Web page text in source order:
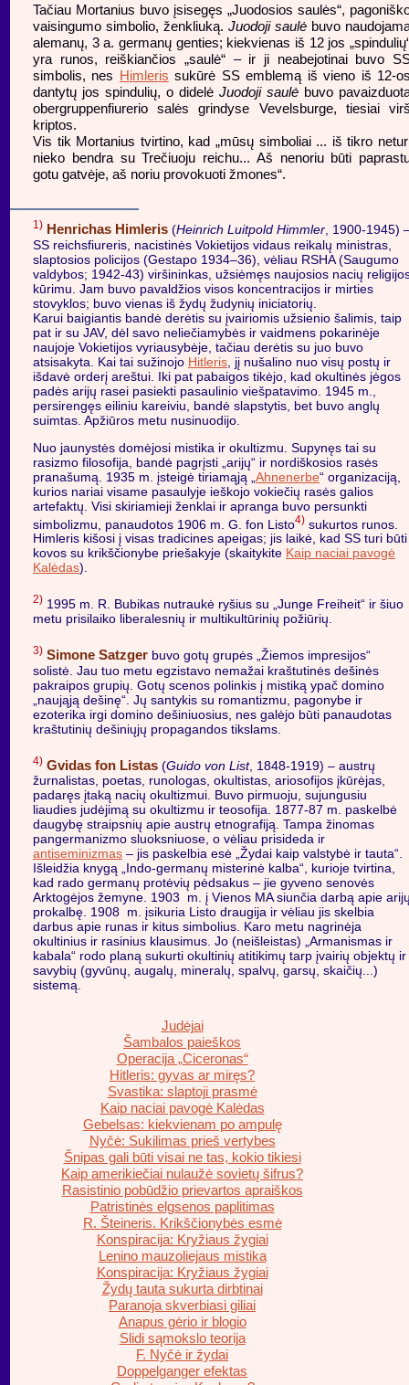
Tačiau Mortanius buvo įsisegęs „Juodosios saulės“,
vaisingumo simbolio, ženkliuką. Juodoji saulė buvo
alemanų, 3 a. germanų genties; kiekvienas iš 12 jos
yra runos, reiškiančios „saulė“ – ir ji neabejotinai buvo
simbolis, nes Himleris sukūrė SS emblemą iš vieno iš 12-
dantytų jos spindulių, o didelė Juodoji saulė buvo
obergruppenfiurerio salės grindyse Vevelsburge, tiesiai
kriptos.
Vis tik Mortanius tvirtino, kad „mūsų simboliai ... iš tikro
nieko bendra su Trečiuoju reichu... Aš nenoriu būti
gotu gatvėje, aš noriu provokuoti žmones“.
1) Henrichas Himleris (Heinrich Luitpold Himmler , 1900-1945)
SS reichsfiureris, nacistinės Vokietijos vidaus reikalų ministras,
slaptosios policijos (Gestapo 1934–36), vėliau RSHA (Saugumo
valdybos; 1942-43) viršininkas, užsiėmęs naujosios nacių
kūrimu. Jam buvo pavaldžios visos koncentracijos ir mirties
stovyklos; buvo vienas iš žydų žudynių iniciatorių.
Karui baigiantis bandė derėtis su įvairiomis užsienio šalimis, taip
pat ir su JAV, dėl savo neliečiamybės ir vaidmens pokarinėje
naujoje Vokietijos vyriausybėje, tačiau derėtis su juo buvo
atsisakyta. Kai tai sužinojo Hitleris , jį nušalino nuo visų postų ir
išdavė orderį areštui. Iki pat pabaigos tikėjo, kad okultinės jėgos
padės arijų rasei pasiekti pasaulinio viešpatavimo. 1945 m.,
persirengęs eiliniu kareiviu, bandė slapstytis, bet buvo anglų
suimtas. Apžiūros metu nusinuodijo.
Nuo jaunystės domėjosi mistika ir okultizmu. Supynęs tai su
rasizmo filosofija, bandė pagrįsti „arijų“ ir nordiškosios rasės
pranašumą. 1935 m. įsteigė tiriamąją „ Ahnenerbe“ organizaciją,
kurios nariai visame pasaulyje ieškojo vokiečių rasės galios
artefaktų. Visi skiriamieji ženklai ir apranga buvo persunkti
simbolizmu, panaudotos 1906 m. G. fon Listo4) sukurtos runos.
Himleris kišosi į visas tradicines apeigas; jis laikė, kad SS turi būti
kovos su krikščionybe priešakyje (skaitykite Kaip naciai pavogė
Kalėdas).
2) 1995 m. R. Bubikas nutraukė ryšius su „Junge Freiheit“ ir šiuo
metu prisilaiko liberalesnių ir multikultūrinių požiūrių.
3) Simone Satzger buvo gotų grupės „Žiemos impresijos“
solistė. Jau tuo metu egzistavo nemažai kraštutinės dešinės
pakraipos grupių. Gotų scenos polinkis į mistiką ypač domino
„naująją dešinę“. Jų santykis su romantizmu, pagonybe ir
ezoterika irgi domino dešiniuosius, nes galėjo būti panaudotas
kraštutinių dešiniųjų propagandos tikslams.
4) Gvidas fon Listas (Guido von List, 1848-1919) – austrų
žurnalistas, poetas, runologas, okultistas, ariosofijos įkūrėjas,
padaręs įtaką nacių okultizmui. Buvo pirmuoju, sujungusiu
liaudies judėjimą su okultizmu ir teosofija. 1877-87 m. paskelbė
daugybę straipsnių apie austrų etnografiją. Tampa žinomas
pangermanizmo sluoksniuose, o vėliau prisideda ir
antiseminizmas – jis paskelbia esė „Žydai kaip valstybė ir tauta“.
Išleidžia knygą „Indo-germanų misterinė kalba“, kurioje tvirtina,
kad rado germanų protėvių pėdsakus – jie gyveno senovės
Arktogėjos žemyne. 1903 m. į Vienos MA siunčia darbą apie
prokalbę. 1908 m. įsikuria Listo draugija ir vėliau jis skelbia
darbus apie runas ir kitus simbolius. Karo metu nagrinėja
okultinius ir rasinius klausimus. Jo (neišleistas) „Armanismas ir
kabala“ rodo planą sukurti okultinių atitikimų tarp įvairių objektų ir
savybių (gyvūnų, augalų, mineralų, spalvų, garsų, skaičių...)
sistemą.
Judėjai
Šambalos paieškos
Operacija „Ciceronas“
Hitleris: gyvas ar miręs?
Svastika: slaptoji prasmė
Kaip naciai pavogė Kalėdas
Gebelsas: kiekvienam po ampulę
Nyčė: Sukilimas prieš vertybes
Šnipas gali būti visai ne tas, kokio tikiesi
Kaip amerikiečiai nulaužė sovietų šifrus?
Rasistinio pobūdžio prievartos apraiškos
Patristinės elgsenos paplitimas
R. Šteineris. Krikščionybės esmė
Konspiracija: Kryžiaus žygiai
Lenino mauzoliejaus mistika
Konspiracija: Kryžiaus žygiai
Žydų tauta sukurta dirbtinai
Paranoja skverbiasi giliai
Anapus gėrio ir blogio
Slidi sąmokslo teorija
F. Nyčė ir žydai
Doppelganger efektas